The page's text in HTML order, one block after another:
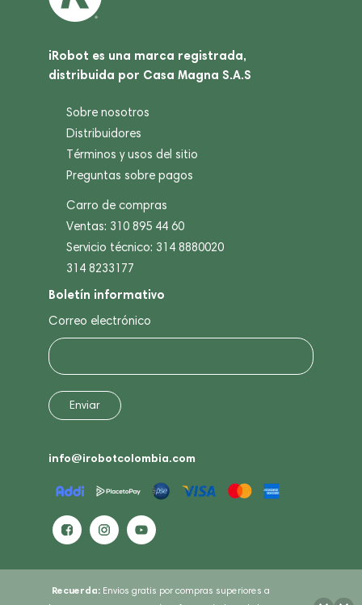
iRobot es una marca registrada,
distribuida por Casa Magna S.A.S
Sobre nosotros
Distribuidores
Términos y usos del sitio
Preguntas sobre pagos
Carro de compras
Ventas: 310 895 44 60
Servicio técnico: 314 8880020
314 8233177
Boletín informativo
Correo electrónico
info@irobotcolombia.com
Recuerda: Envios gratis por compras superiores a